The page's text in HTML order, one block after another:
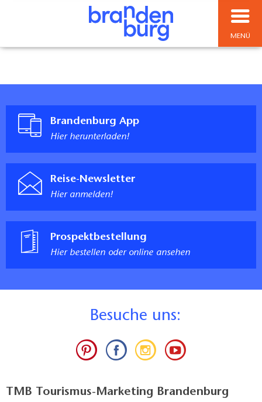
MENÜ
Brandenburg App
Hier herunterladen!
Reise-Newsletter
Hier anmelden!
Prospektbestellung
Hier bestellen oder online ansehen
Besuche uns:
TMB Tourismus-Marketing Brandenburg